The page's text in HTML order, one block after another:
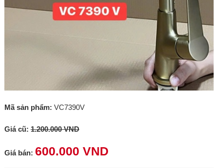
Mã sản phẩm: VC7390V
Giá cũ: 1.200.000 VND
Giá bán: 600.000 VND